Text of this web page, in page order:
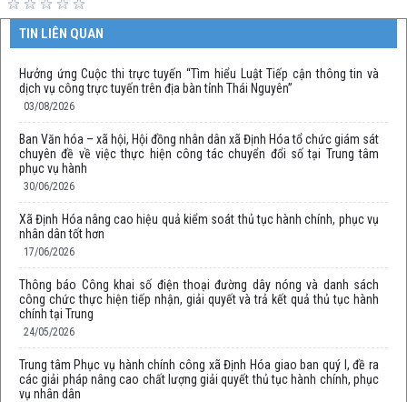
TIN LIÊN QUAN
Hưởng ứng Cuộc thi trực tuyến “Tìm hiểu Luật Tiếp cận thông tin và
dịch vụ công trực tuyến trên địa bàn tỉnh Thái Nguyên”
03/08/2026
Ban Văn hóa – xã hội, Hội đồng nhân dân xã Định Hóa tổ chức giám sát
chuyên đề về việc thực hiện công tác chuyển đổi số tại Trung tâm
phục vụ hành
30/06/2026
Xã Định Hóa nâng cao hiệu quả kiểm soát thủ tục hành chính, phục vụ
nhân dân tốt hơn
17/06/2026
Thông báo Công khai số điện thoại đường dây nóng và danh sách
công chức thực hiện tiếp nhận, giải quyết và trả kết quả thủ tục hành
chính tại Trung
24/05/2026
Trung tâm Phục vụ hành chính công xã Định Hóa giao ban quý I, đề ra
các giải pháp nâng cao chất lượng giải quyết thủ tục hành chính, phục
vụ nhân dân